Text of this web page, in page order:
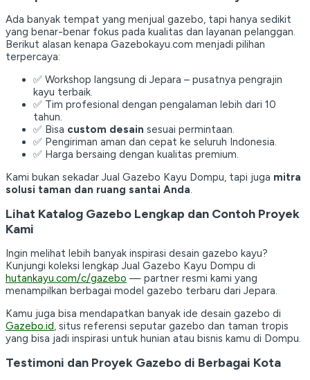
Ada banyak tempat yang menjual gazebo, tapi hanya sedikit
yang benar-benar fokus pada kualitas dan layanan pelanggan.
Berikut alasan kenapa Gazebokayu.com menjadi pilihan
terpercaya:
✅ Workshop langsung di Jepara – pusatnya pengrajin
kayu terbaik.
✅ Tim profesional dengan pengalaman lebih dari 10
tahun.
✅ Bisa custom desain sesuai permintaan.
✅ Pengiriman aman dan cepat ke seluruh Indonesia.
✅ Harga bersaing dengan kualitas premium.
Kami bukan sekadar Jual Gazebo Kayu Dompu, tapi juga mitra
solusi taman dan ruang santai Anda.
Lihat Katalog Gazebo Lengkap dan Contoh Proyek
Kami
Ingin melihat lebih banyak inspirasi desain gazebo kayu?
Kunjungi koleksi lengkap Jual Gazebo Kayu Dompu di
hutankayu.com/c/gazebo — partner resmi kami yang
menampilkan berbagai model gazebo terbaru dari Jepara.
Kamu juga bisa mendapatkan banyak ide desain gazebo di
Gazebo.id, situs referensi seputar gazebo dan taman tropis
yang bisa jadi inspirasi untuk hunian atau bisnis kamu di Dompu.
Testimoni dan Proyek Gazebo di Berbagai Kota